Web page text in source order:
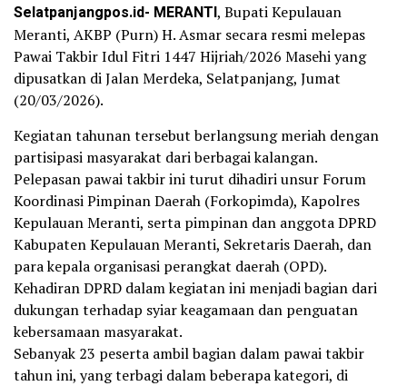
Selatpanjangpos.id- MERANTI, Bupati Kepulauan
Meranti, AKBP (Purn) H. Asmar secara resmi melepas
Pawai Takbir Idul Fitri 1447 Hijriah/2026 Masehi yang
dipusatkan di Jalan Merdeka, Selatpanjang, Jumat
(20/03/2026).
Kegiatan tahunan tersebut berlangsung meriah dengan
partisipasi masyarakat dari berbagai kalangan.
Pelepasan pawai takbir ini turut dihadiri unsur Forum
Koordinasi Pimpinan Daerah (Forkopimda), Kapolres
Kepulauan Meranti, serta pimpinan dan anggota DPRD
Kabupaten Kepulauan Meranti, Sekretaris Daerah, dan
para kepala organisasi perangkat daerah (OPD).
Kehadiran DPRD dalam kegiatan ini menjadi bagian dari
dukungan terhadap syiar keagamaan dan penguatan
kebersamaan masyarakat.
Sebanyak 23 peserta ambil bagian dalam pawai takbir
tahun ini, yang terbagi dalam beberapa kategori, di